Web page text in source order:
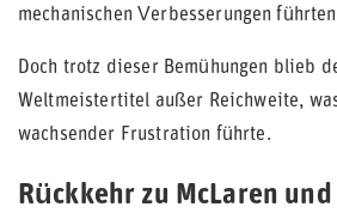
mechanischen Verbesserungen
Doch trotz dieser Bemühungen blieb
Weltmeistertitel außer Reichweite,
wachsender Frustration führte.
Rückkehr zu McLaren